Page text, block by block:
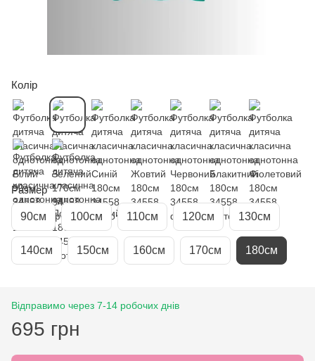
Колір
Размер
90см 100см 110см 120см 130см
140см 150см 160см 170см 180см
Відправимо через 7-14 робочих днів
695 грн